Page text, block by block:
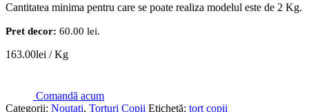
Cantitatea minima pentru care se poate realiza modelul este de 2 Kg.
Pret decor: 60.00 lei.
163.00lei / Kg
Comandă acum
Categorii: Noutati, Torturi Copii Etichetă: tort copii